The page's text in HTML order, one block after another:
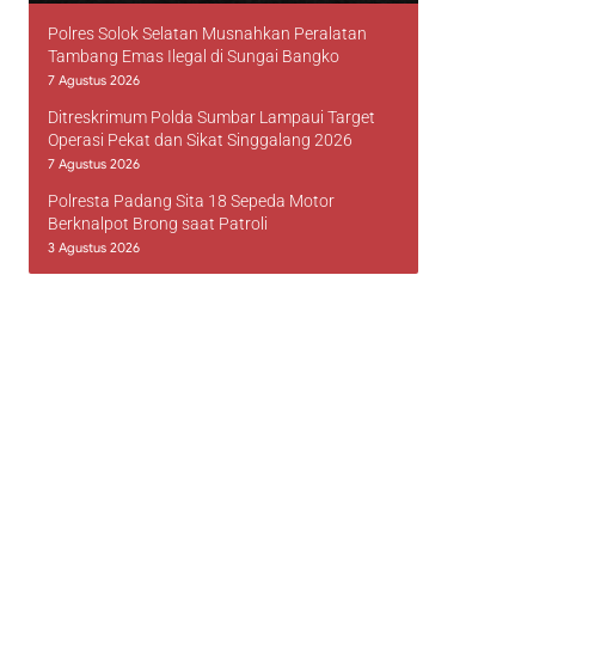
Polres Solok Selatan Musnahkan Peralatan
Tambang Emas Ilegal di Sungai Bangko
7 Agustus 2026
Ditreskrimum Polda Sumbar Lampaui Target
Operasi Pekat dan Sikat Singgalang 2026
7 Agustus 2026
Polresta Padang Sita 18 Sepeda Motor
Berknalpot Brong saat Patroli
3 Agustus 2026